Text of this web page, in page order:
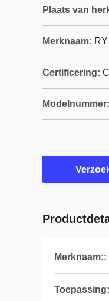
Plaats van
Merknaam: RY
Certificering:
Modelnummer:
Merknaam::